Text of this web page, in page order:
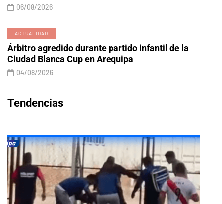
06/08/2026
ACTUALIDAD
Árbitro agredido durante partido infantil de la
Ciudad Blanca Cup en Arequipa
04/08/2026
Tendencias